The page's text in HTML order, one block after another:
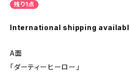
残り1点
International shipping
A面
「ダーティーヒーロー」